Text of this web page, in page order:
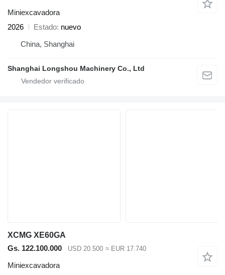
Miniexcavadora
2026
Estado nuevo
China, Shanghai
Shanghai Longshou Machinery Co., Ltd
XCMG XE60GA
Gs. 122.100.000
USD 20.500 ≈ EUR 17.740
Miniexcavadora